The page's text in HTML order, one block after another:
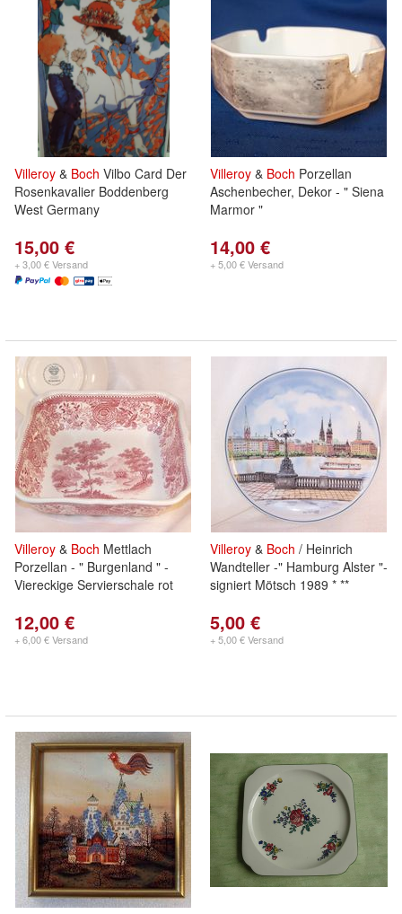
Villeroy & Boch Vilbo Card Der
Rosenkavalier Boddenberg
West Germany
15,00 €
+ 3,00 € Versand
Villeroy & Boch Porzellan
Aschenbecher, Dekor - " Siena
Marmor "
14,00 €
+ 5,00 € Versand
Villeroy & Boch Mettlach
Porzellan - " Burgenland " -
Viereckige Servierschale rot
12,00 €
+ 6,00 € Versand
Villeroy & Boch / Heinrich
Wandteller -" Hamburg Alster "-
signiert Mötsch 1989 * **
5,00 €
+ 5,00 € Versand